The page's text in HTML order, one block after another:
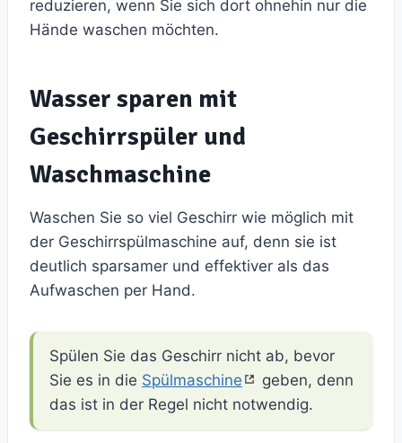
reduzieren, wenn Sie sich dort ohnehin nur die
Hände waschen möchten.
Wasser sparen mit
Geschirrspüler und
Waschmaschine
Waschen Sie so viel Geschirr wie möglich mit
der Geschirrspülmaschine auf, denn sie ist
deutlich sparsamer und effektiver als das
Aufwaschen per Hand.
Spülen Sie das Geschirr nicht ab, bevor
Sie es in die Spülmaschine
geben, denn
das ist in der Regel nicht notwendig.